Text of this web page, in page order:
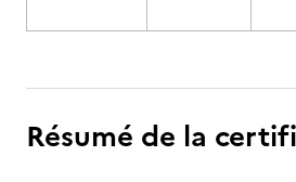
Résumé de la